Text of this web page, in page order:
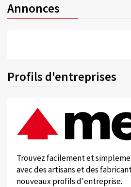
Annonces
Profils d'entreprises
Trouvez facilement et
avec des artisans et des
nouveaux profils d'entreprise.